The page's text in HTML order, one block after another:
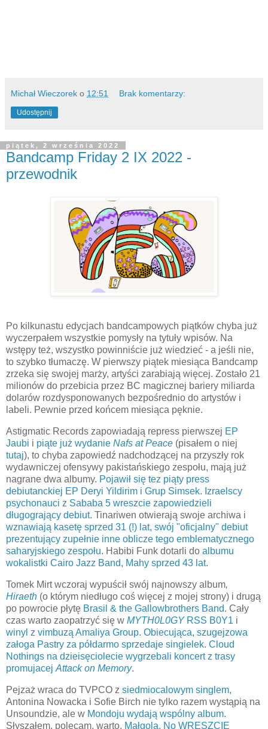
Michał Wieczorek o 12:51 Brak komentarzy:
Udostępnij
piątek, 2 września 2022
Bandcamp Friday 2 IX 2022 -
przewodnik
Po kilkunastu edycjach bandcampowych piątków chyba już
wyczerpałem wszystkie pomysły na tytuły wpisów. Na
wstępy też, wszystko powinniście już wiedzieć - a jeśli nie,
to szybko tłumaczę. W pierwszy piątek miesiąca Bandcamp
zrzeka się swojej marży, artyści zarabiają więcej. Zostało 21
milionów do przebicia przez BC magicznej bariery miliarda
dolarów rozdysponowanych bezpośrednio do artystów i
labeli. Pewnie przed końcem miesiąca pęknie.
Astigmatic Records zapowiadają repress pierwszej EP
Jaubi i piąte już wydanie Nafs at Peace (pisałem o niej
tutaj), to chyba zapowiedź nadchodzącej na przyszły rok
wydawniczej ofensywy pakistańskiego zespołu, mają już
nagrane dwa albumy. Pojawił się tez piąty press
debiutanckiej EP Deryi Yildirim i Grup Simsek. Izraelscy
psychonauci z Sababa 5 wreszcie zapowiedzieli
długogrający debiut. Tinariwen otwierają swoje archiwa i
wznawiają kasetę sprzed 31 (!) lat, swój "oficjalny" debiut
prezentujący zupełnie inne oblicze tego emblematycznego
saharyjskiego zespołu. Habibi Funk dotarli do albumu
wokalistki Cairo Jazz Band, Mahy sprzed 43 lat.
Tomek Mirt wczoraj wypuścił swój najnowszy album,
Hiraeth (o którym niedługo coś więcej z mojej strony) i drugą
po powrocie płytę Brasil & the Gallowbrothers Band. Cały
czas warto zaopatrzyć się w MYTH0L0GY RSS B0Y1 i
winyl z vimbuzą Amaliya Group. Obiecująca, szugejzowa
załoga Pastry za półdarmo sprzedaje singielek. Cloud
Nothings na dzieisęciolecie wygrzebali koncert z trasy
promujacej Attack on Memory.
Pejzaż wraca do TVPCO z siedmiocalowym singlem,
Antonina Nowacka i Sofie Birch nie tylko razem wystąpią na
Unsoundzie, ale w Mondoju wydają wspólny album.
Słyszałem, polecam, warto. Małgola. No WRESZCIE